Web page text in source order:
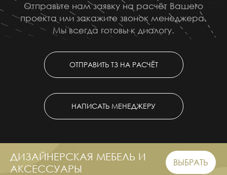
Отправьте нам заявку на расчёт Вашего
проекта или закажите звонок менеджера.
Мы всегда готовы к диалогу.
ОТПРАВИТЬ ТЗ НА РАСЧЁТ
НАПИСАТЬ МЕНЕДЖЕРУ
ДИЗАЙНЕРСКАЯ МЕБЕЛЬ И
АКСЕССУАРЫ
ВЫБРАТЬ